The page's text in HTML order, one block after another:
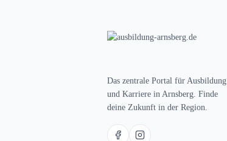
Das zentrale Portal für Ausbildung
und Karriere in Arnsberg. Finde
deine Zukunft in der Region.